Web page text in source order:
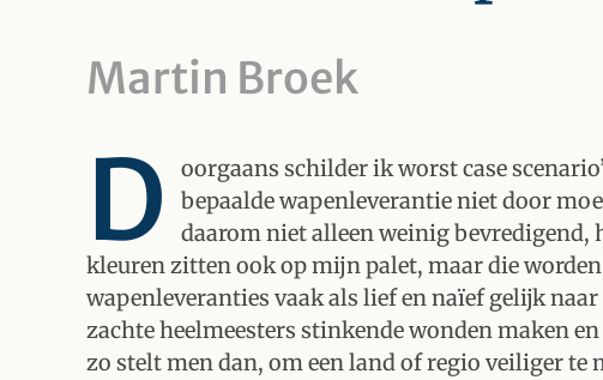
Martin Broek
D
oorgaans schilder ik worst case
bepaalde wapenleverantie niet door
daarom niet alleen weinig bevredigend,
kleuren zitten ook op mijn palet, maar die
wapenleveranties vaak als lief en naïef gelijk
zachte heelmeesters stinkende wonden maken
zo stelt men dan, om een land of regio veiliger te